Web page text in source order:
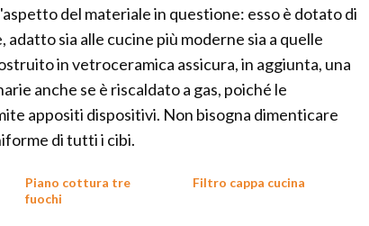
del materiale in questione: esso è dotato di
sia alle cucine più moderne sia a quelle
in vetroceramica assicura, in aggiunta, una
anche se è riscaldato a gas, poiché le
appositi dispositivi. Non bisogna dimenticare
di tutti i cibi.
Piano cottura tre
fuochi
Filtro cappa cucina